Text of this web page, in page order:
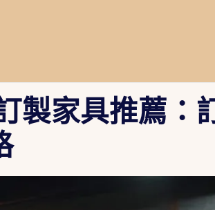
製家具推薦：